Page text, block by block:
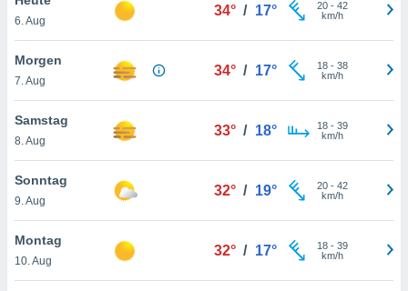
oder
Partner
es uns
das
der
Profil zu
Ihnen
finden
. Sie
6. Aug
34° / 17° 20- 42
km/h
Morgen
7. Aug
34° / 17° 18- 38
km/h
Samstag
8. Aug
33° / 18° 18- 39
km/h
Sonntag
9. Aug
32° / 19° 20- 42
km/h
Montag
10. Aug
32° / 17° 18- 39
km/h